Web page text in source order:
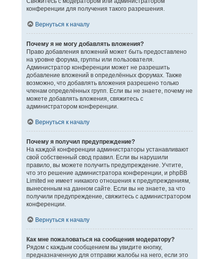
конференции для получения такого разрешения.
Вернуться к началу
Почему я не могу добавлять вложения?
Право добавления вложений может быть предоставлено
на уровне форума, группы или пользователя.
Администратор конференции может не разрешить
добавление вложений в определённых форумах. Также
возможно, что добавлять вложения разрешено только
членам определённых групп. Если вы не знаете, почему не
можете добавлять вложения, свяжитесь с
администратором конференции.
Вернуться к началу
Почему я получил предупреждение?
На каждой конференции администраторы устанавливают
свой собственный свод правил. Если вы нарушили
правило, вы можете получить предупреждение. Учтите,
что это решение администратора конференции, и phpBB
Limited не имеет никакого отношения к предупреждениям,
вынесенным на данном сайте. Если вы не знаете, за что
получили предупреждение, свяжитесь с администратором
конференции.
Вернуться к началу
Как мне пожаловаться на сообщения модератору?
Рядом с каждым сообщением вы увидите кнопку,
предназначенную для отправки жалобы на него, если это